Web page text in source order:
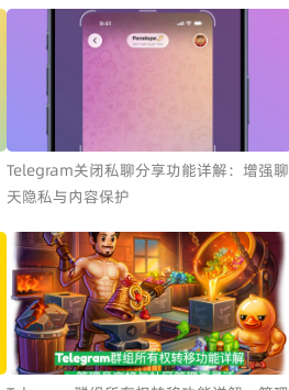
Telegram关闭私聊分享功能详解：增强聊
天隐私与内容保护